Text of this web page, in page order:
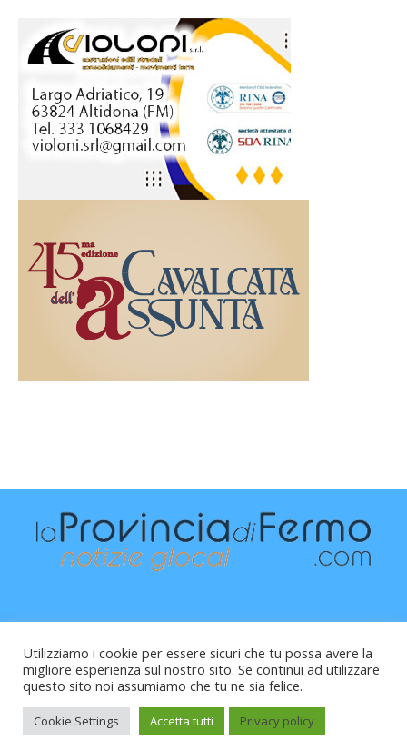
Raffaele Vitali - via Leopardi 10 - 61121 Pesaro (PU) -
Cod.Fisc VTLRFL77B02L500Y - Testata giornalistica, aut.
Trib.Fermo n.04/2010 del 05/08/2010
Utilizziamo i cookie per essere sicuri che tu possa avere la
migliore esperienza sul nostro sito. Se continui ad utilizzare
questo sito noi assumiamo che tu ne sia felice.
Cookie Settings Accetta tutti Privacy policy